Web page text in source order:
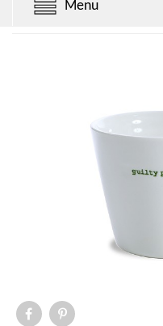
Menu
Chillys Series 2
Keith Brymer Jones
Savor & Sens